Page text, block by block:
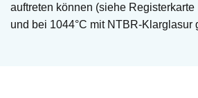
auftreten können (siehe
und bei 1044°C mit NTBR-Klarglasur